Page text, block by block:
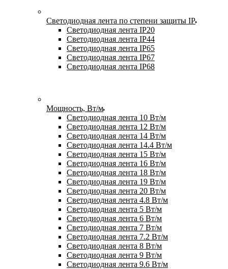
Светодиодная лента по степени защиты IP
Светодиодная лента IP20
Светодиодная лента IP44
Светодиодная лента IP65
Светодиодная лента IP67
Светодиодная лента IP68
Мощность, Вт/м
Светодиодная лента 10 Вт/м
Светодиодная лента 12 Вт/м
Светодиодная лента 14 Вт/м
Светодиодная лента 14.4 Вт/м
Светодиодная лента 15 Вт/м
Светодиодная лента 16 Вт/м
Светодиодная лента 18 Вт/м
Светодиодная лента 19 Вт/м
Светодиодная лента 20 Вт/м
Светодиодная лента 4.8 Вт/м
Светодиодная лента 5 Вт/м
Светодиодная лента 6 Вт/м
Светодиодная лента 7 Вт/м
Светодиодная лента 7.2 Вт/м
Светодиодная лента 8 Вт/м
Светодиодная лента 9 Вт/м
Светодиодная лента 9.6 Вт/м